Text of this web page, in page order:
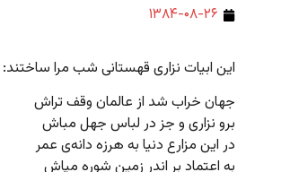
۱۳۸۴-۰۸-۲۶
این ابیات نزاری قهستانی شب مرا ساختند:
جهان خراب شد از عالمان وقف تراش
برو نزاری و جز در لباس جهل مباش
در این مزارع دنیا به هرزه دانه‌ی عمر
به اعتماد بر اندر زمین شوره‌ مپاش